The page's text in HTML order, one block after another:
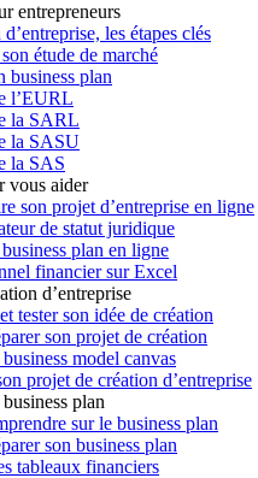
entrepreneurs
les étapes clés
étude de marché
business plan
l’EURL
la SARL
la SASU
la SAS
vous aider
son projet d’entreprise en ligne
de statut juridique
plan en ligne
financier sur Excel
d’entreprise
tester son idée de création
son projet de création
model canvas
projet de création d’entreprise
plan
sur le business plan
son business plan
tableaux financiers